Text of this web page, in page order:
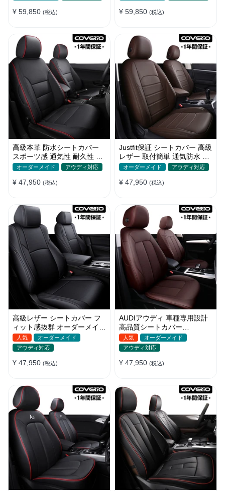
¥ 59,850 (税込) ¥ 59,850 (税込)
高級本革 防水シートカバー
スポーツ感 通気性 耐久性 オ
ーダーメイド 4色 全席セット
オーダーメイド アウディ対応
¥ 47,950 (税込)
Justfit保証 シートカバー 高級
レザー 取付簡単 通気防水 お
しゃれ オーダーメイド 全席
オーダーメイド アウディ対応
¥ 47,950 (税込)
高級レザー シートカバー フ
ィット感抜群 オーダーメイド
6色 通気防水 耐久性 全席セ
ット
人気
オーダーメイド
アウディ対応
¥ 47,950 (税込)
AUDIアウディ 車種専用設計
高品質シートカバー
JUSTFIT保証 13色 防水防汚
全席セット
人気
オーダーメイド
アウディ対応
¥ 47,950 (税込)